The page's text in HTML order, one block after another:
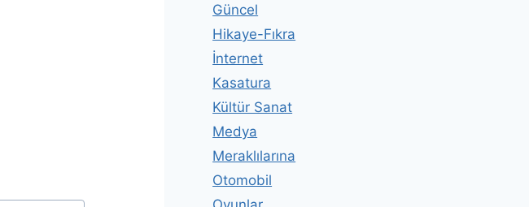
Güncel
Hikaye-Fıkra
İnternet
Kasatura
Kültür Sanat
Medya
Meraklılarına
Otomobil